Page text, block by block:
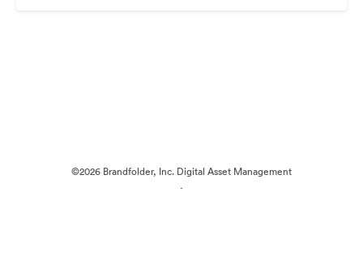
©2026 Brandfolder, Inc. Digital Asset Management
·